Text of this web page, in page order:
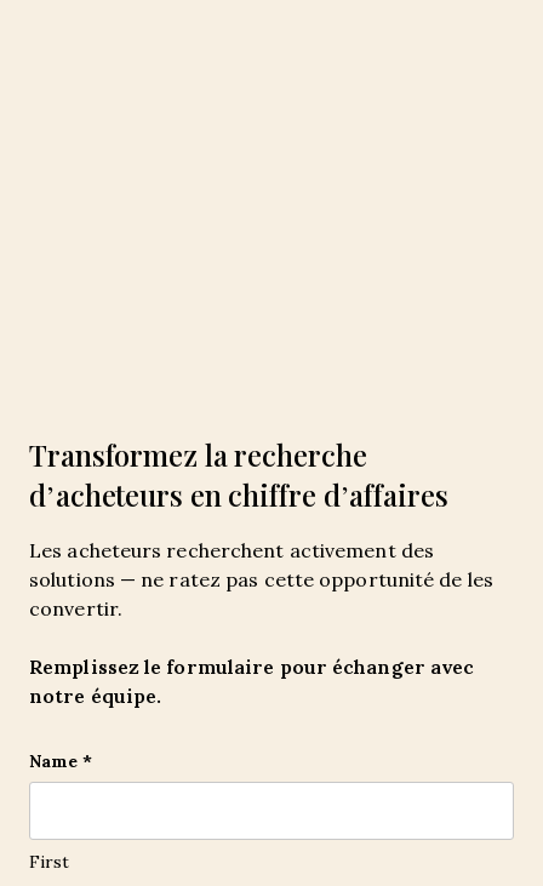
Transformez la recherche
d’acheteurs en chiffre d’affaires
Les acheteurs recherchent activement des
solutions — ne ratez pas cette opportunité de les
convertir.
Remplissez le formulaire pour échanger avec
notre équipe.
Email
This field is for validation purposes and should be
Name*
First